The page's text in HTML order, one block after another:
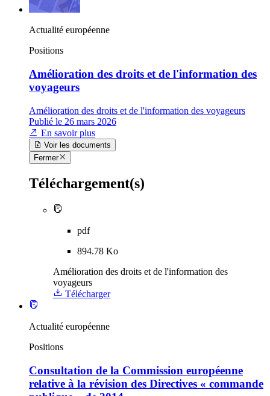
Actualité européenne
Positions
Amélioration des droits et de l'information des
voyageurs
Amélioration des droits et de l'information des voyageurs
Publié le 26 mars 2026
En savoir plus
Voir les documents
Fermer
Téléchargement(s)
pdf
894.78 Ko
Amélioration des droits et de l'information des
voyageurs
Télécharger
Actualité européenne
Positions
Consultation de la Commission européenne
relative à la révision des Directives « commande